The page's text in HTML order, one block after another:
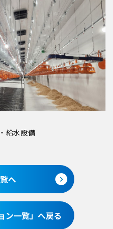
給水設備
へ
ン一覧」へ戻る